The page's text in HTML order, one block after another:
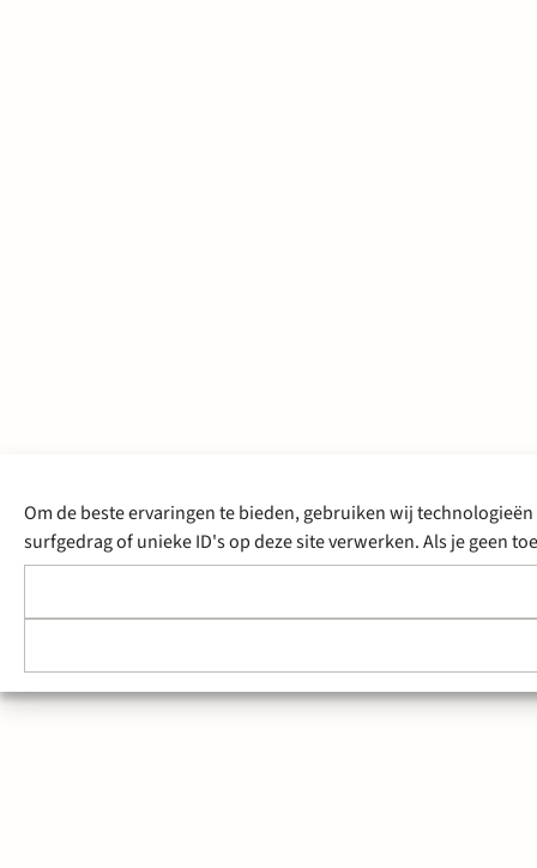
Om de beste ervaringen te bieden, gebruiken wij
surfgedrag of unieke ID's op deze site verwerken. Als je geen